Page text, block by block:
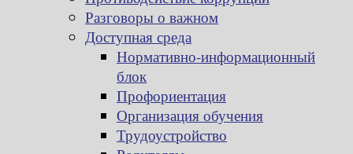
Разговоры о важном
Доступная среда
Нормативно-информационный
блок
Профориентация
Организация обучения
Трудоустройство